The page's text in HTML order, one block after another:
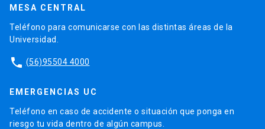
MESA CENTRAL
Teléfono para comunicarse con las distintas áreas de la
Universidad.
phone (56)95504 4000
EMERGENCIAS UC
Teléfono en caso de accidente o situación que ponga en
riesgo tu vida dentro de algún campus.